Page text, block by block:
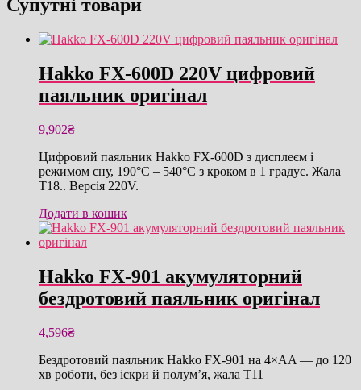
Супутні товари
Hakko FX-600D 220V цифровий
паяльник оригінал
9,902₴
Цифровий паяльник Hakko FX-600D з дисплеєм і
режимом сну, 190°C – 540°C з кроком в 1 градус. Жала
T18.. Версія 220V.
Додати в кошик
Hakko FX-901 акумуляторний
бездротовий паяльник оригінал
4,596₴
Бездротовий паяльник Hakko FX-901 на 4×AA — до 120
хв роботи, без іскри й полум’я, жала T11